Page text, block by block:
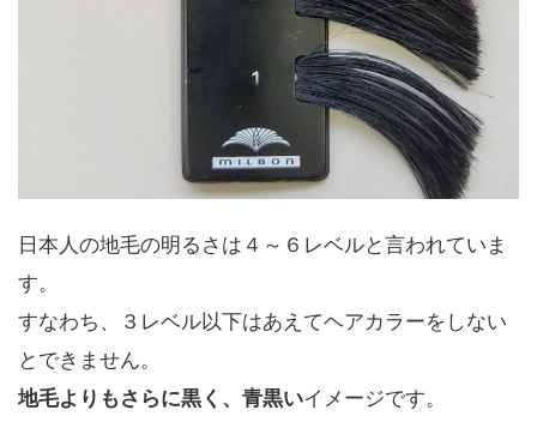
日本人の地毛の明るさは４～６レベルと言われていま
す。
すなわち、３レベル以下はあえてヘアカラーをしない
とできません。
地毛よりもさらに黒く、青黒いイメージです。